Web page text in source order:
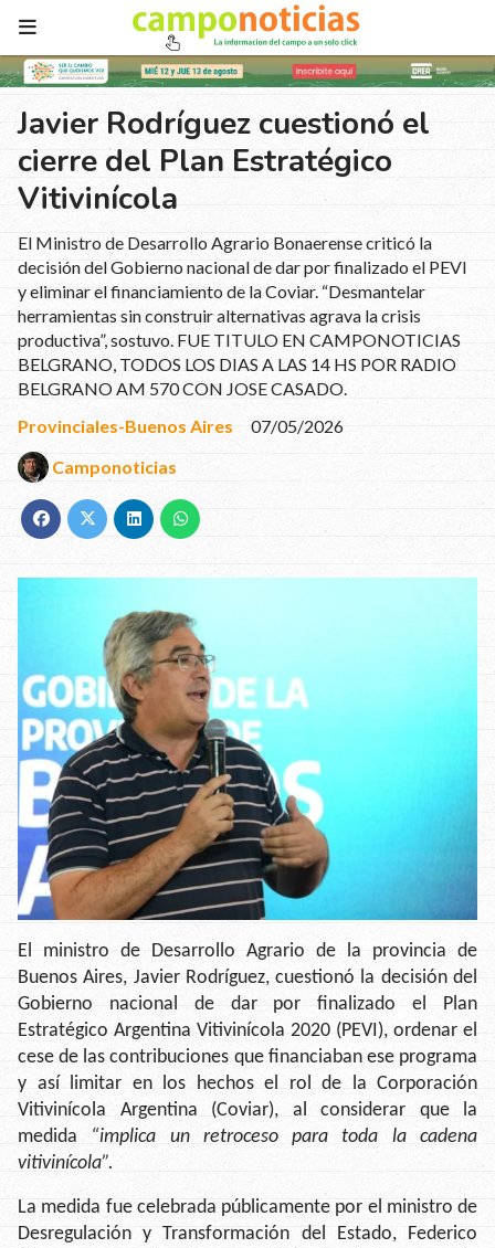
Javier Rodríguez cuestionó el
cierre del Plan Estratégico
Vitivinícola
El Ministro de Desarrollo Agrario Bonaerense criticó la
decisión del Gobierno nacional de dar por finalizado el PEVI
y eliminar el financiamiento de la Coviar. “Desmantelar
herramientas sin construir alternativas agrava la crisis
productiva”, sostuvo. FUE TITULO EN CAMPONOTICIAS
BELGRANO, TODOS LOS DIAS A LAS 14 HS POR RADIO
BELGRANO AM 570 CON JOSE CASADO.
Provinciales-Buenos Aires
07/05/2026
Camponoticias
El ministro de Desarrollo Agrario de la provincia de
Buenos Aires, Javier Rodríguez, cuestionó la decisión del
Gobierno nacional de dar por finalizado el Plan
Estratégico Argentina Vitivinícola 2020 (PEVI), ordenar el
cese de las contribuciones que financiaban ese programa
y así limitar en los hechos el rol de la Corporación
Vitivinícola Argentina (Coviar), al considerar que la
medida “implica un retroceso para toda la cadena
vitivinícola”.
La medida fue celebrada públicamente por el ministro de
Desregulación y Transformación del Estado, Federico